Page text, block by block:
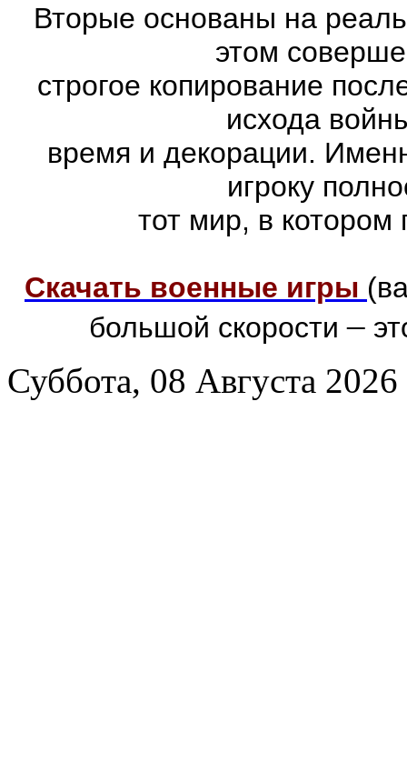
Вторые основаны на
этом
строгое копирование
исхода
время и декорации.
игроку
тот мир, в котором
Скачать военные игры
большой скорости–
Суббота, 08 Августа 2026